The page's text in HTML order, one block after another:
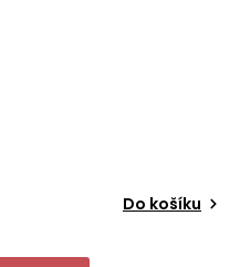
Do košíku